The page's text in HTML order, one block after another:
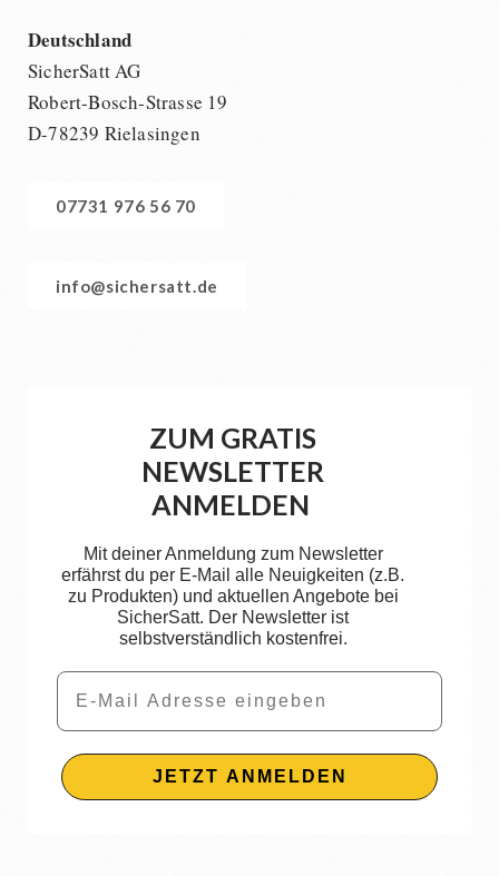
Deutschland
SicherSatt AG
Robert-Bosch-Strasse 19
D-78239 Rielasingen
07731 976 56 70
info@sichersatt.de
ZUM GRATIS
NEWSLETTER
ANMELDEN
Mit deiner Anmeldung zum Newsletter
erfährst du per E-Mail alle Neuigkeiten (z.B.
zu Produkten) und aktuellen Angebote bei
SicherSatt. Der Newsletter ist
selbstverständlich kostenfrei.
Email
JETZT ANMELDEN